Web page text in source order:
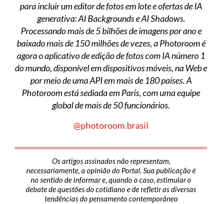
para incluir um editor de fotos em lote e ofertas de IA
generativa: AI Backgrounds e AI Shadows.
Processando mais de 5 bilhões de imagens por ano e
baixado mais de 150 milhões de vezes, a Photoroom é
agora o aplicativo de edição de fotos com IA número 1
do mundo, disponível em dispositivos móveis, na Web e
por meio de uma API em mais de 180 países. A
Photoroom está sediada em Paris, com uma equipe
global de mais de 50 funcionários.
@photoroom.brasil
Os artigos assinados não representam,
necessariamente, a opinião do Portal. Sua publicação é
no sentido de informar e, quando o caso, estimular o
debate de questões do cotidiano e de refletir as diversas
tendências do pensamento contemporâneo